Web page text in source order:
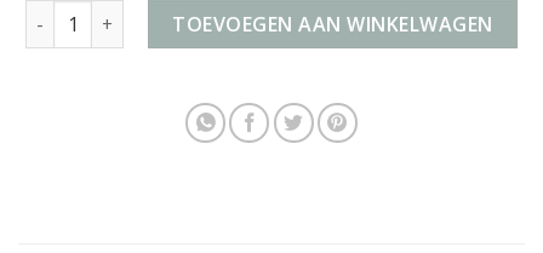
bol com koffers aantalTOEVOEGEN AAN WINKELWAGEN